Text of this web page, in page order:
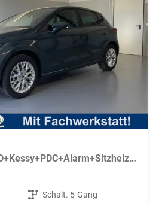
Style 80PS Voll-LED+Kessy+PDC+Alarm+Sitzheizung+Kamera+App-Connect
Getriebe Schalt. 5-Gang